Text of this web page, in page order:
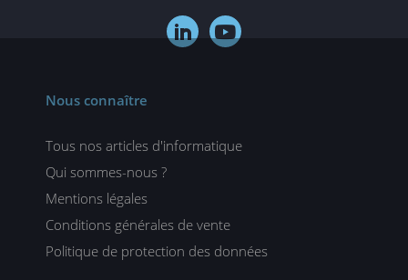
 
Nous connaître
Tous nos articles d'informatique
Qui sommes-nous ?
Mentions légales
Conditions générales de vente
Politique de protection des données